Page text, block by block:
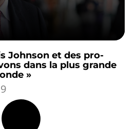
Johnson et des pro-
dans la plus grande
»